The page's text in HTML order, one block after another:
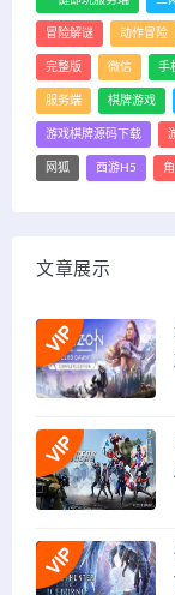
冒险解谜 动作冒险
完整版 微信 手
服务端 棋牌游戏
游戏棋牌源码下载
网狐 西游H5
文章展示